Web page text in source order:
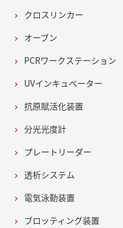
クロスリンカー
オーブン
PCRワークステーション
UVインキュベーター
抗原賦活化装置
分光光度計
プレートリーダー
透析システム
電気泳動装置
ブロッティング装置